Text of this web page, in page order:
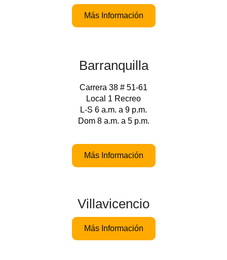
Más Información
Barranquilla
Carrera 38 # 51-61
Local 1 Recreo
L-S 6 a.m. a 9 p.m.
Dom 8 a.m. a 5 p.m.
Más Información
Villavicencio
Más Información